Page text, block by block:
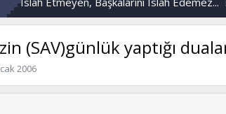
(SAV)günlük yaptığı
2006